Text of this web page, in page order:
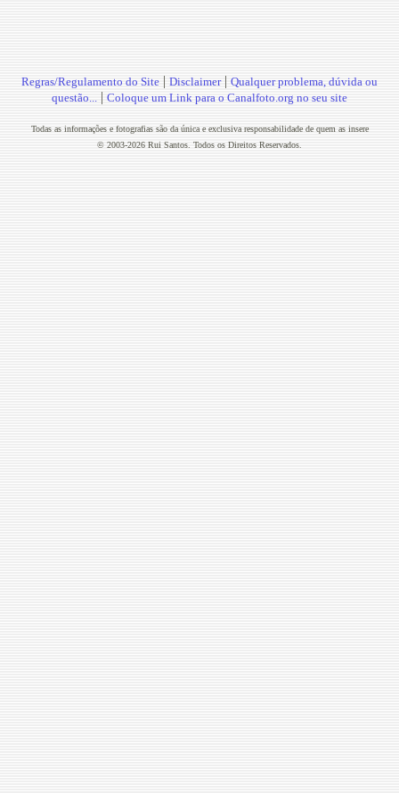
Regras/Regulamento do Site | Disclaimer| Qualquer problema, dúvida ou
questão... | Coloque um Link para o Canalfoto.org no seu site
Todas as informações e fotografias são da única e exclusiva responsabilidade de quem as insere
© 2003-2026 Rui Santos. Todos os Direitos Reservados.